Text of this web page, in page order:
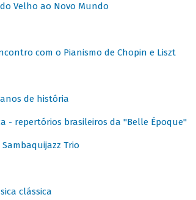
do Velho ao Novo Mundo
com o Pianismo de Chopin e Liszt
anos de história
- repertórios brasileiros da "Belle Époque"
/ Sambaquijazz Trio
clássica